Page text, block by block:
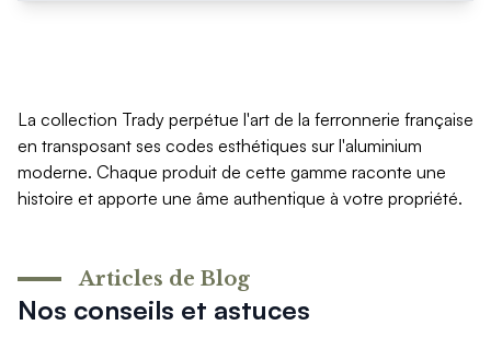
La collection Trady perpétue l'art de la ferronnerie française
en transposant ses codes esthétiques sur l'aluminium
moderne. Chaque produit de cette gamme raconte une
histoire et apporte une âme authentique à votre propriété.
Nos conseils et astuces
Articles de Blog